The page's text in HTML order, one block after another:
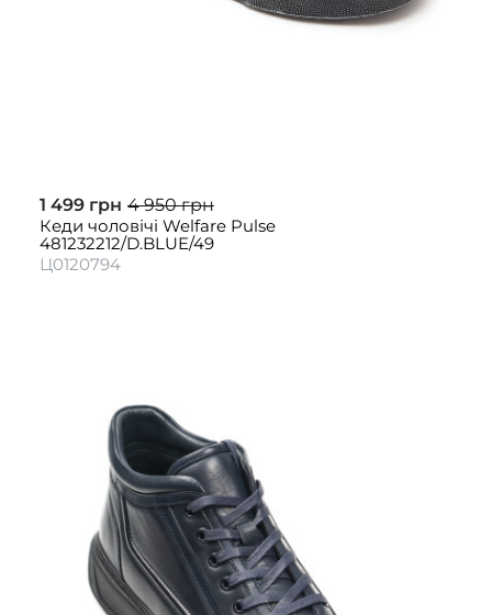
1 499 грн 4 950 грн
Кеди чоловічі Welfare Pulse
481232212/D.BLUE/49
Ц0120794